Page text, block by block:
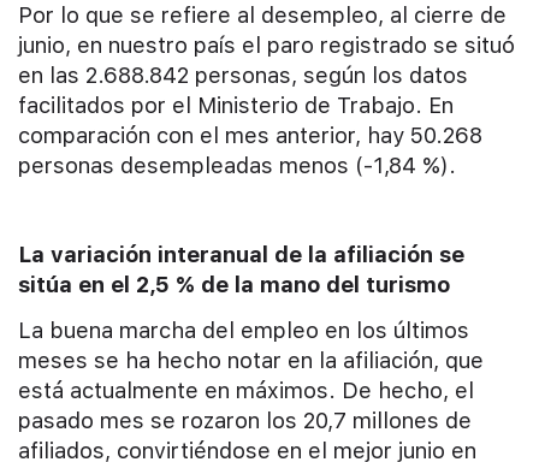
Por lo que se refiere al desempleo, al cierre de
junio, en nuestro país el paro registrado se situó
en las 2.688.842 personas, según los datos
facilitados por el Ministerio de Trabajo. En
comparación con el mes anterior, hay 50.268
personas desempleadas menos (-1,84 %).
La variación interanual de la afiliación se
sitúa en el 2,5 % de la mano del turismo
La buena marcha del empleo en los últimos
meses se ha hecho notar en la afiliación, que
está actualmente en máximos. De hecho, el
pasado mes se rozaron los 20,7 millones de
afiliados, convirtiéndose en el mejor junio en